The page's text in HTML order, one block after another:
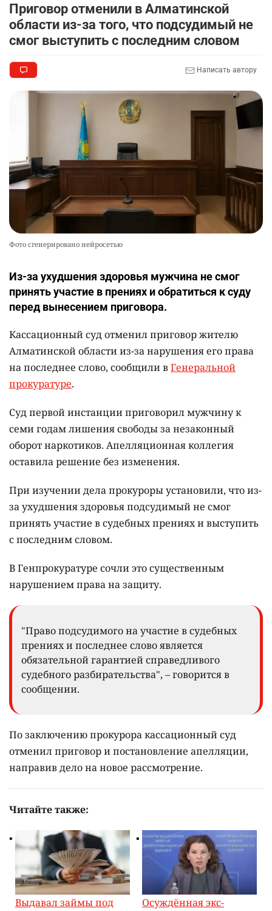
Приговор отменили в Алматинской
области из-за того, что подсудимый не
смог выступить с последним словом
Написать автору
Фото сгенерировано нейросетью
Из-за ухудшения здоровья мужчина не смог
принять участие в прениях и обратиться к суду
перед вынесением приговора.
Кассационный суд отменил приговор жителю
Алматинской области из-за нарушения его права
на последнее слово, сообщили вГенеральной
прокуратуре.
Суд первой инстанции приговорил мужчину к
семи годам лишения свободы за незаконный
оборот наркотиков. Апелляционная коллегия
оставила решение без изменения.
При изучении дела прокуроры установили, что из-
за ухудшения здоровья подсудимый не смог
принять участие в судебных прениях и выступить
с последним словом.
В Генпрокуратуре сочли это существенным
нарушением права на защиту.
"Право подсудимого на участие в судебных
прениях и последнее слово является
обязательной гарантией справедливого
судебного разбирательства", – говорится в
сообщении.
По заключению прокурора кассационный суд
отменил приговор и постановление апелляции,
направив дело на новое рассмотрение.
Читайте также:
Выдавал займы под Осуждённая экс-